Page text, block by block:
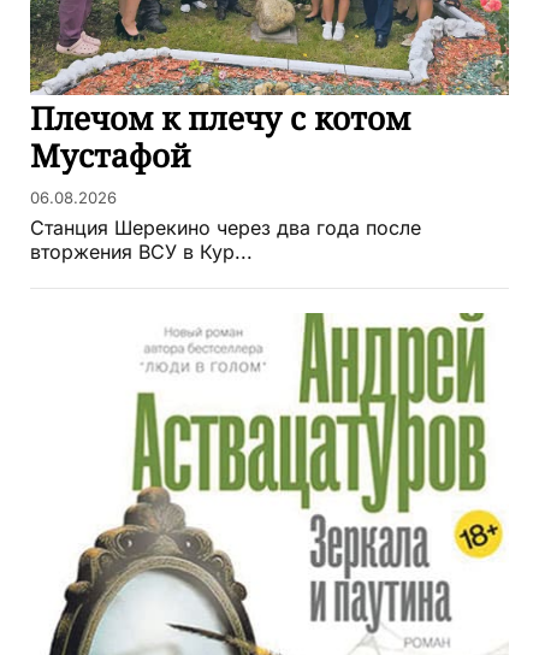
Плечом к плечу с котом
Мустафой
06.08.2026
Станция Шерекино через два года после
вторжения ВСУ в Кур...